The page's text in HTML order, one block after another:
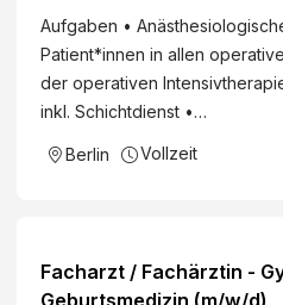
Aufgaben •
Patient*innen in allen
der operativen
inkl. Schichtdienst •…
Berlin Vollzeit
Facharzt / Fachärztin -